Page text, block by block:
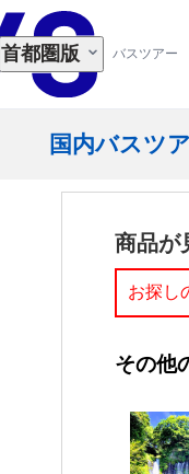
バスツアー
首都圏版
国内バスツ
商品が
お探し
その他